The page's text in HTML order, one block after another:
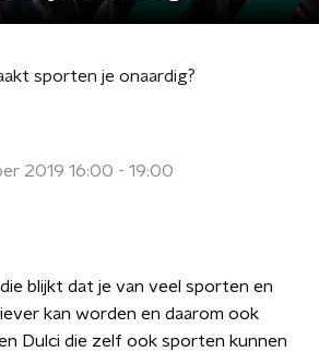
sporten je onaardig?
2019 16:00 - 19:00
blijkt dat je van veel sporten en
kan worden en daarom ook
Dulci die zelf ook sporten kunnen